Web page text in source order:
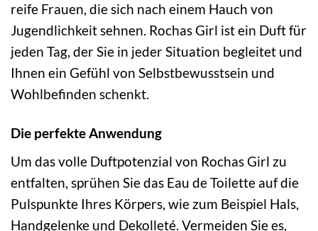
reife Frauen, die sich nach einem Hauch von
Jugendlichkeit sehnen. Rochas Girl ist ein Duft für
jeden Tag, der Sie in jeder Situation begleitet und
Ihnen ein Gefühl von Selbstbewusstsein und
Wohlbefinden schenkt.
Die perfekte Anwendung
Um das volle Duftpotenzial von Rochas Girl zu
entfalten, sprühen Sie das Eau de Toilette auf die
Pulspunkte Ihres Körpers, wie zum Beispiel Hals,
Handgelenke und Dekolleté. Vermeiden Sie es,